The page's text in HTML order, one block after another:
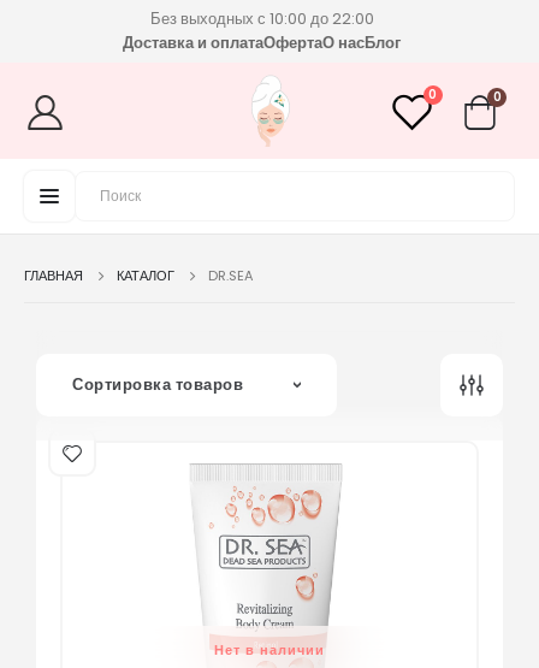
Без выходных с 10:00 до 22:00
Доставка и оплатаОфертаО насБлог
0 0
ГЛАВНАЯ КАТАЛОГ DR.SEA
Сортировка товаров
Нет в наличии